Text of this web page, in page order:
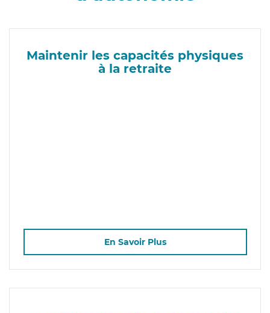
Maintenir les capacités physiques
à la retraite
En Savoir Plus